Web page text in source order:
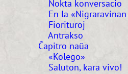
Nokta konversacio
En la
Fiorituroj
Antrakso
Ĉapitro naŭa
«Kolego»
Saluton, kara vivo!